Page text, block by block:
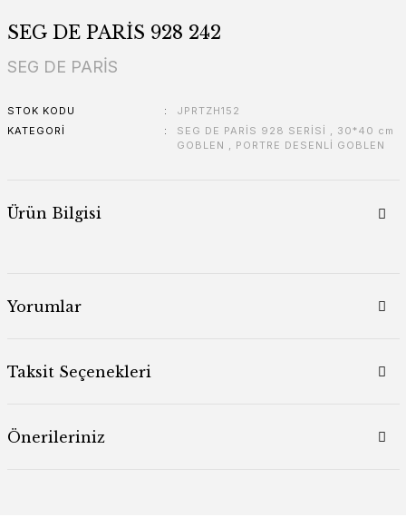
SEG DE PARİS 928 242
SEG DE PARİS
STOK KODU
JPRTZH152
KATEGORI
SEG DE PARİS 928 SERİSİ , 30*40 cm
GOBLEN , PORTRE DESENLİ GOBLEN
Ürün Bilgisi
Yorumlar
Taksit Seçenekleri
Önerileriniz